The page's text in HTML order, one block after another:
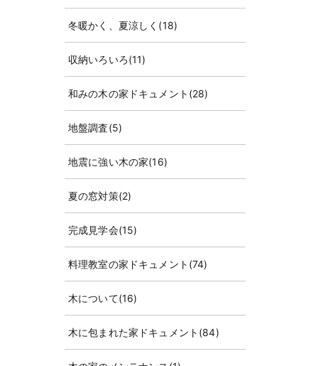
冬暖かく、夏涼しく (18)
収納いろいろ(11)
和みの木の家ドキュメント (28)
地盤調査(5)
地震に強い木の家(16)
夏の窓対策(2)
完成見学会(15)
料理教室の家ドキュメント (74)
木について(16)
木に包まれた家ドキュメント (84)